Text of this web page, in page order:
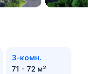
3-комн.
71 - 72 м²